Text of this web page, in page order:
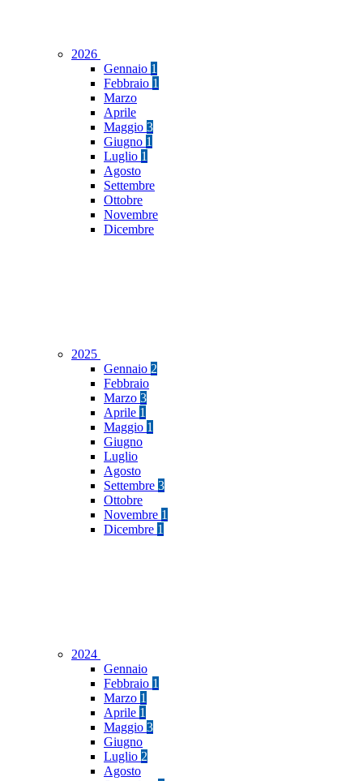
2026
Gennaio 1
Febbraio 1
Marzo
Aprile
Maggio 3
Giugno 1
Luglio 1
Agosto
Settembre
Ottobre
Novembre
Dicembre
2025
Gennaio 2
Febbraio
Marzo 3
Aprile 1
Maggio 1
Giugno
Luglio
Agosto
Settembre 3
Ottobre
Novembre 1
Dicembre 1
2024
Gennaio
Febbraio 1
Marzo 1
Aprile 1
Maggio 3
Giugno
Luglio 2
Agosto